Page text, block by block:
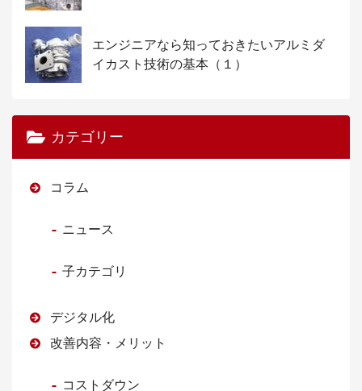
エンジニアなら知っておきたいアルミダ
イカスト技術の基本（１）
カテゴリー
コラム
ニュース
子カテゴリ
デジタル化
改善内容・メリット
コストダウン